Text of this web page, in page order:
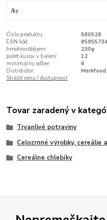
/ks
Číslo produktu:
580528
EAN kód:
hmotnosť/objem:
230g
počet kusov v balení:
12
minimálny odber:
6
Distribútor:
Merkfood
Strážiť cenu / dostupnosť
Tovar zaradený v
Trvanlivé potraviny
Celozrnné výrobky, cereálie
Cereálne chlebíky